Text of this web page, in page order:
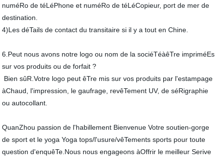
numéRo de téLéPhone et numéRo de téLéCopieur, port de mer de
destination.
4)Les déTails de contact du transitaire si il y a tout en Chine.
6.Peut nous avons notre logo ou nom de la sociéTéàêTre impriméEs
sur vos produits ou de forfait ?
Bien sûR.Votre logo peut êTre mis sur vos produits par l'estampage
àChaud, l'impression, le gaufrage, revêTement UV, de séRigraphie
ou autocollant.
QuanZhou passion de l'habillement Bienvenue Votre soutien-gorge
de sport et le yoga Yoga tops/l'usure/vêTements sports pour toute
question d'enquêTe.Nous nous engageons àOffrir le meilleur Serive